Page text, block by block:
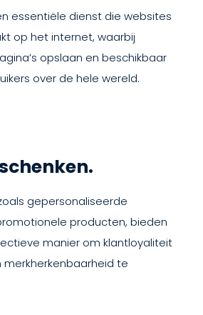
essentiële dienst die websites
op het internet, waarbij
opslaan en beschikbaar
over de hele wereld.
gepersonaliseerde
producten, bieden
manier om klantloyaliteit
te